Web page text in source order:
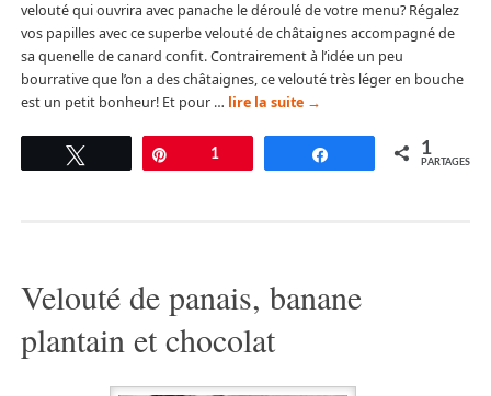
velouté qui ouvrira avec panache le déroulé de votre menu? Régalez
vos papilles avec ce superbe velouté de châtaignes accompagné de
sa quenelle de canard confit. Contrairement à l’idée un peu
bourrative que l’on a des châtaignes, ce velouté très léger en bouche
est un petit bonheur! Et pour … lire la suite →
Tweetez Épingle
1 Partagez 1
PARTAGES
Velouté de panais, banane
plantain et chocolat